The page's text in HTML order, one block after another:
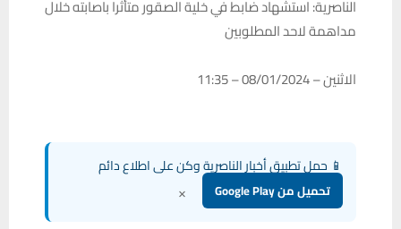
الناصرية: استشهاد ضابط في خلية الصقور متأثرا باصابته خلال
مداهمة لاحد المطلوبين
الاثنين – 08/01/2024 – 11:35
📱 حمل تطبيق أخبار الناصرية وكن على اطلاع دائم
تحميل من Google Play ×